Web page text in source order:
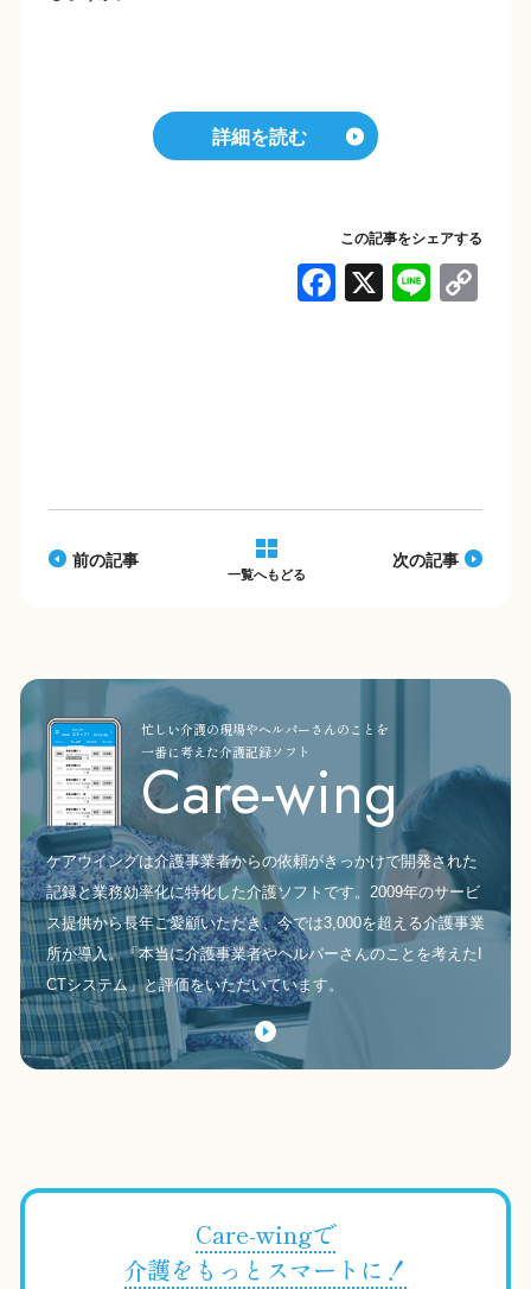
詳細を読む
この記事をシェアする
F
o
X Li
前の記事
一覧へもどる
次の記事
Care-wing
忙しい介護の現場やヘルパーさんのことを
一番に考えた介護記録ソフト
ケアウイングは介護事業者からの依頼がきっかけで開発された
記録と業務効率化に特化した介護ソフトです。2009年のサービ
ス提供から長年ご愛顧いただき、今では3,000を超える介護事業
所が導入。「本当に介護事業者やヘルパーさんのことを考えたI
CTシステム」と評価をいただいています。
Care-wingで
介護をもっとスマートに！